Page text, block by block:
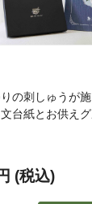
の刺しゅうが
台紙とお供え
(税込)